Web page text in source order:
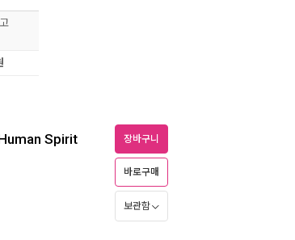
Spirit 장바구니
바로구매
보관함